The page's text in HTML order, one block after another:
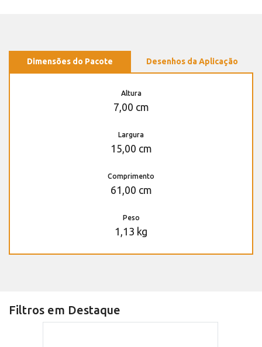
Dimensões do Pacote Desenhos da Aplicação
Altura
7,00 cm
Largura
15,00 cm
Comprimento
61,00 cm
Peso
1,13 kg
Filtros em Destaque